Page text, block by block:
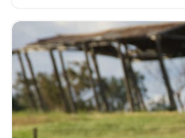
オ、会議室、ビジター…